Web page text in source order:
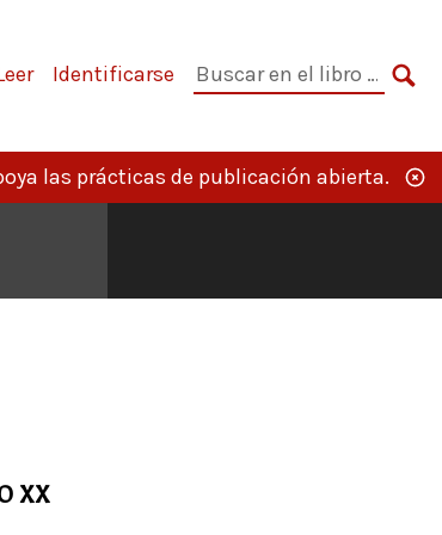
Identificarse
Buscar
libro:
las prácticas de publicación abierta.
XX